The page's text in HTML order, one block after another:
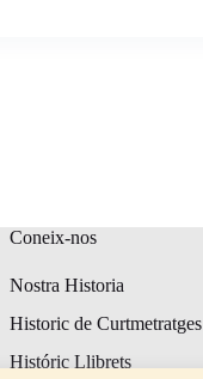
Coneix-nos
Nostra Historia
Historic de Curtmetratges
Históric Llibrets